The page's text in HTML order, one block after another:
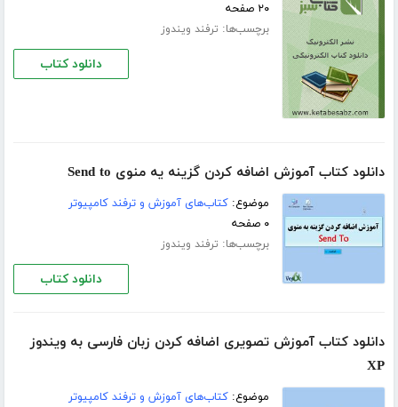
۲۰ صفحه
برچسب‌ها: ترفند ویندوز
دانلود کتاب
دانلود کتاب آموزش اضافه کردن گزینه یه منوی Send to
موضوع:کتاب‌های آموزش و ترفند کامپیوتر
۰ صفحه
برچسب‌ها: ترفند ویندوز
دانلود کتاب
دانلود کتاب آموزش تصویری اضافه کردن زبان فارسی به ویندوز
XP
موضوع:کتاب‌های آموزش و ترفند کامپیوتر